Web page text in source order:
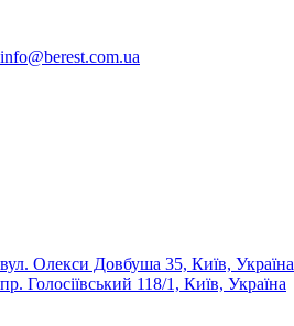
info@berest.com.ua
вул. Олекси Довбуша 35, Київ, Україна
пр. Голосіївський 118/1, Київ, Україна